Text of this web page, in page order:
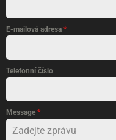
E-mailová adresa *
Telefonní číslo
Message *